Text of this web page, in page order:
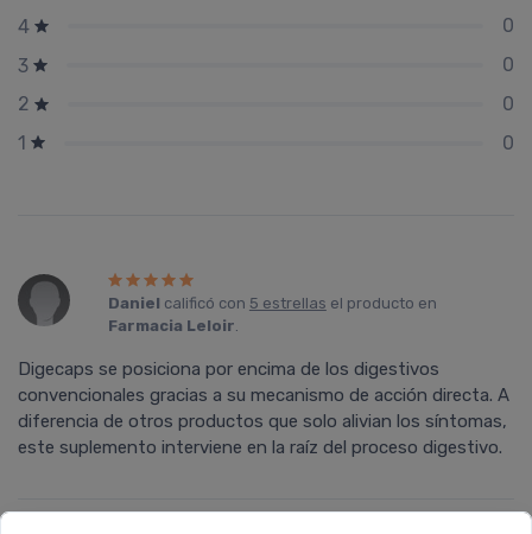
4
0
3
0
2
0
1
0
Daniel calificó con 5 estrellas el producto en
Farmacia Leloir.
Digecaps se posiciona por encima de los digestivos
convencionales gracias a su mecanismo de acción directa. A
diferencia de otros productos que solo alivian los síntomas,
este suplemento interviene en la raíz del proceso digestivo.